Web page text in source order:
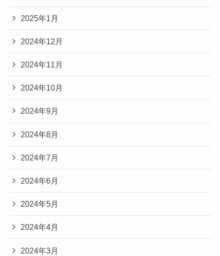
2025年1月
2024年12月
2024年11月
2024年10月
2024年9月
2024年8月
2024年7月
2024年6月
2024年5月
2024年4月
2024年3月